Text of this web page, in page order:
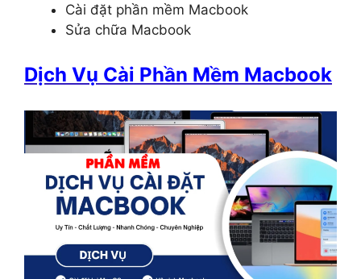
Cài đặt phần mềm Macbook
Sửa chữa Macbook
Dịch Vụ Cài Phần Mềm Macbook